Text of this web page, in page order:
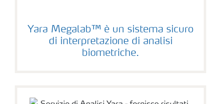
Yara Megalab™ è un sistema sicuro
di interpretazione di analisi
biometriche.